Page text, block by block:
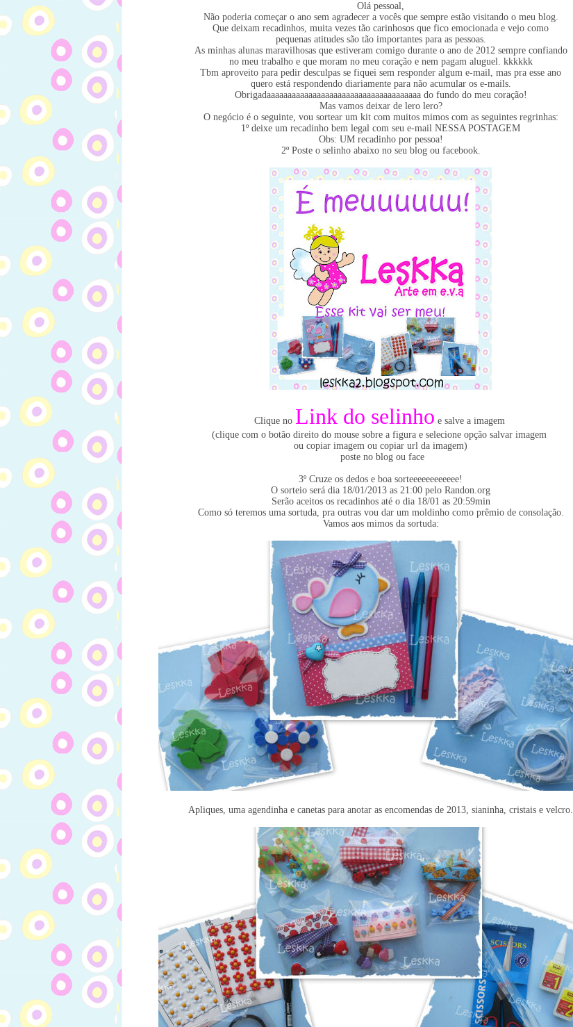
Olá pessoal,
Não poderia começar o ano sem agradecer a vocês que sempre estão visitando o meu blog.
Que deixam recadinhos, muita vezes tão carinhosos que fico emocionada e vejo como
pequenas atitudes são tão importantes para as pessoas.
As minhas alunas maravilhosas que estiveram comigo durante o ano de 2012 sempre confiando
no meu trabalho e que moram no meu coração e nem pagam aluguel. kkkkkk
Tbm aproveito para pedir desculpas se fiquei sem responder algum e-mail, mas pra esse ano
quero está respondendo diariamente para não acumular os e-mails.
Obrigadaaaaaaaaaaaaaaaaaaaaaaaaaaaaaaaaaaaaa do fundo do meu coração!
Mas vamos deixar de lero lero?
O negócio é o seguinte, vou sortear um kit com muitos mimos com as seguintes regrinhas:
1º deixe um recadinho bem legal com seu e-mail NESSA POSTAGEM
Obs: UM recadinho por pessoa!
2º Poste o selinho abaixo no seu blog ou facebook.
Clique no Link do selinho e salve a imagem
(clique com o botão direito do mouse sobre a figura e selecione opção salvar imagem
ou copiar imagem ou copiar url da imagem)
poste no blog ou face
3º Cruze os dedos e boa sorteeeeeeeeeeee!
O sorteio será dia 18/01/2013 as 21:00 pelo Randon.org
Serão aceitos os recadinhos até o dia 18/01 as 20:59min
Como só teremos uma sortuda, pra outras vou dar um moldinho como prêmio de consolação.
Vamos aos mimos da sortuda:
Apliques, uma agendinha e canetas para anotar as encomendas de 2013, sianinha, cristais e velcro.